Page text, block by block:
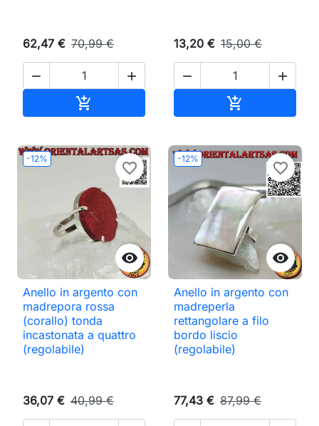
62,47 € 70,99 €
 

13,20 € 15,00 €
 

-12%

favorite_border
Anello in argento con
madrepora rossa
(corallo) tonda
incastonata a quattro
(regolabile)
36,07 € 40,99 €
-12%

favorite_border
Anello in argento con
madreperla
rettangolare a filo
bordo liscio
(regolabile)
77,43 € 87,99 €